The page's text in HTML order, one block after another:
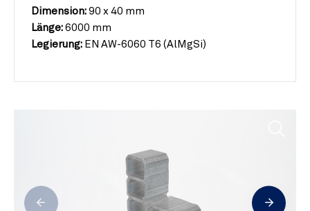
Dimension: 90 x 40 mm
Länge: 6000 mm
Legierung: EN AW-6060 T6 (AlMgSi)